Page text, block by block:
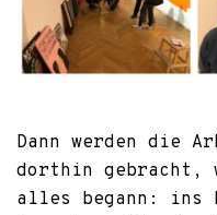
Dann werden die
dorthin gebracht,
alles begann: ins